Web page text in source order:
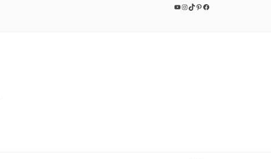
YouTube
Instagram
TikTok
Pinterest
Facebook